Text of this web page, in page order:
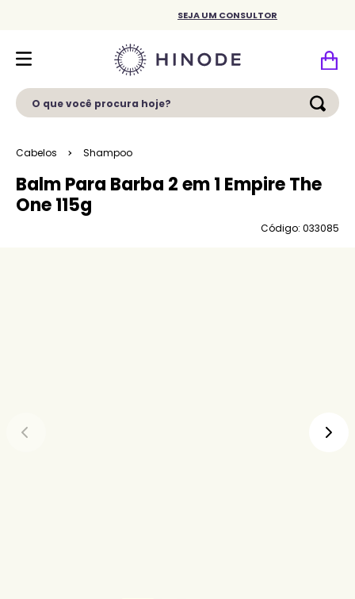
SEJA UM CONSULTOR
O que você procura hoje?
Cabelos Shampoo
Balm Para Barba 2 em 1 Empire The
One 115g
Código: 033085